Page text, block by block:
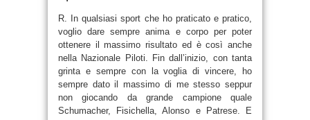
R. In qualsiasi sport che ho praticato e pratico,
voglio dare sempre anima e corpo per poter
ottenere il massimo risultato ed è così anche
nella Nazionale Piloti. Fin dall’inizio, con tanta
grinta e sempre con la voglia di vincere, ho
sempre dato il massimo di me stesso seppur
non giocando da grande campione quale
Schumacher, Fisichella, Alonso e Patrese. E